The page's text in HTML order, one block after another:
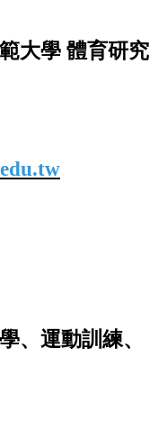
大學 體育研究
、運動訓練、